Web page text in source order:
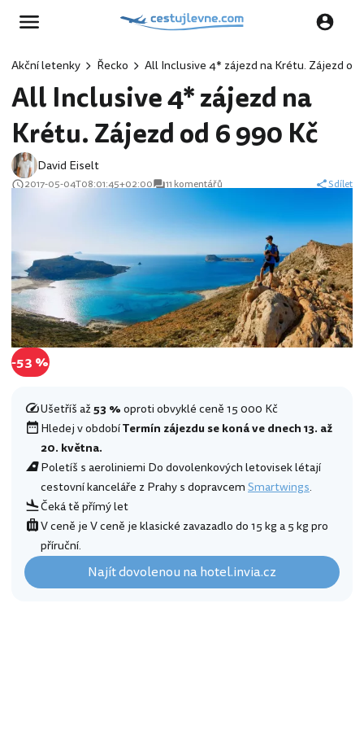
Akční letenky Řecko All Inclusive 4* zájezd na Krétu. Zájezd od
All Inclusive 4* zájezd na
Krétu. Zájezd od 6 990 Kč
David Eiselt
2017-05-04T08:01:45+02:00 11 komentářů Sdílet
-53 %
Ušetříš až53 %oproti obvyklé ceně 15 000 Kč
Hledej v obdobíTermín zájezdu se koná ve dnech 13. až
20. května.
Poletíš s aeroliniemi Do dovolenkových letovisek létají
cestovní kanceláře z Prahy s dopravcemSmartwings.
Čeká tě přímý let
V ceně je V ceně je klasické zavazadlo do 15 kg a 5 kg pro
příruční.
Najít dovolenou na hotel.invia.cz